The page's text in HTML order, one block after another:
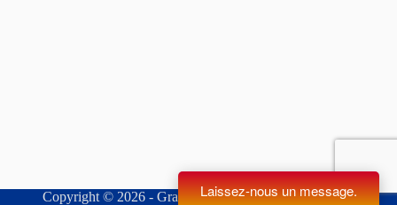
Copyright © 2026 - Gray Electric Supplies inc.